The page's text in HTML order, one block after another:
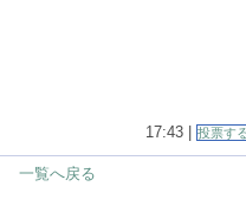
17:43 | 投票す
一覧へ戻る